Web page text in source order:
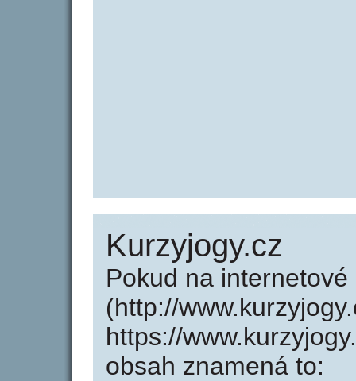
Kurzyjogy.cz
Pokud na
(http://
https://
obsah znamená to: